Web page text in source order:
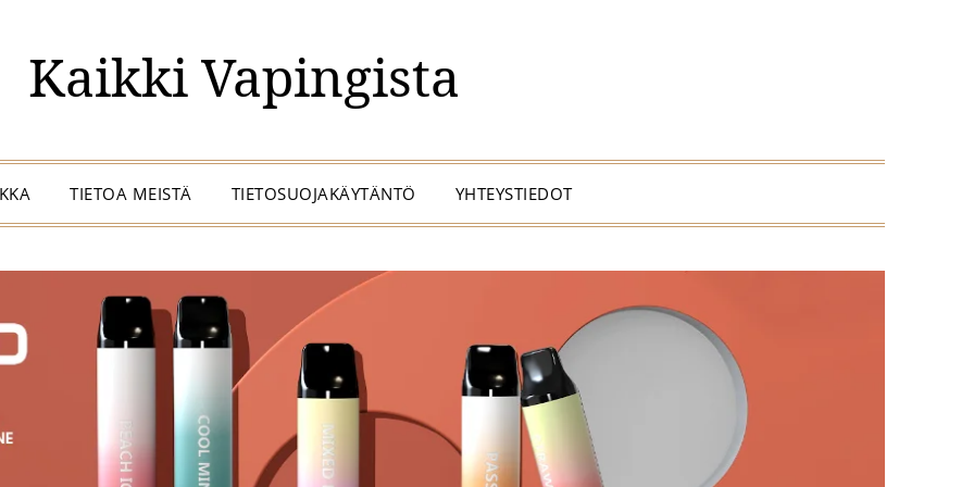
Kaikki Vapingista
TIETOA MEISTÄ TIETOSUOJAKÄYTÄNTÖ YHTEYSTIEDOT